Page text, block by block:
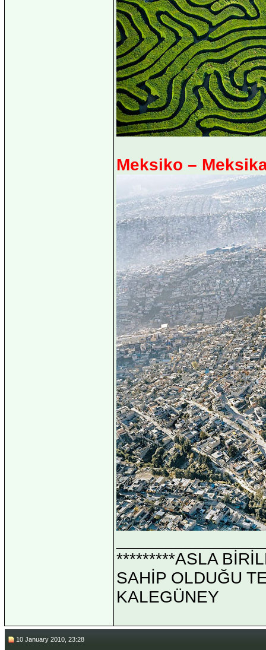
Meksiko –
*********ASLA
SAHİP OLDUĞU
KALEGÜNEY
10 January 2010, 23:28